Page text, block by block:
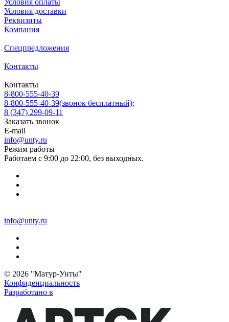
Условия доставки
Реквизиты
Компания
Спецпредложения
Контакты
Контакты
8-800-555-40-39
8-800-555-40-39(звонок бесплатный);
8 (347) 299-09-11
Заказать звонок
E-mail
info@unty.ru
Режим работы
Работаем с 9:00 до 22:00, без выходных.
info@unty.ru
© 2026 "Матур-Унты"
Конфиденциальность
Разработано в